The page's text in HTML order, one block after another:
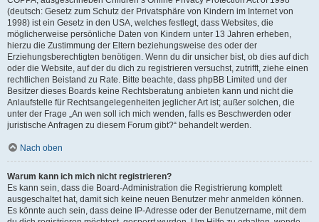
(deutsch: Gesetz zum Schutz der Privatsphäre von Kindern im Internet von
1998) ist ein Gesetz in den USA, welches festlegt, dass Websites, die
möglicherweise persönliche Daten von Kindern unter 13 Jahren erheben,
hierzu die Zustimmung der Eltern beziehungsweise des oder der
Erziehungsberechtigten benötigen. Wenn du dir unsicher bist, ob dies auf dich
oder die Website, auf der du dich zu registrieren versuchst, zutrifft, ziehe einen
rechtlichen Beistand zu Rate. Bitte beachte, dass phpBB Limited und der
Besitzer dieses Boards keine Rechtsberatung anbieten kann und nicht die
Anlaufstelle für Rechtsangelegenheiten jeglicher Art ist; außer solchen, die
unter der Frage „An wen soll ich mich wenden, falls es Beschwerden oder
juristische Anfragen zu diesem Forum gibt?“ behandelt werden.
Nach oben
Warum kann ich mich nicht registrieren?
Es kann sein, dass die Board-Administration die Registrierung komplett
ausgeschaltet hat, damit sich keine neuen Benutzer mehr anmelden können.
Es könnte auch sein, dass deine IP-Adresse oder der Benutzername, mit dem